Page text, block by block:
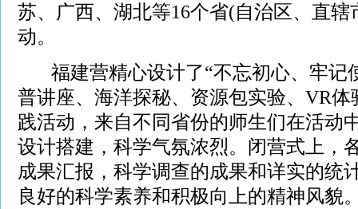
苏、广西、湖北等16个省(自治区、直辖
动。
福建营精心设计了“不忘初心、牢记
普讲座、海洋探秘、资源包实验、VR
践活动，来自不同省份的师生们在活动
设计搭建，科学气氛浓烈。闭营式上，
成果汇报，科学调查的成果和详实的统
良好的科学素养和积极向上的精神风貌